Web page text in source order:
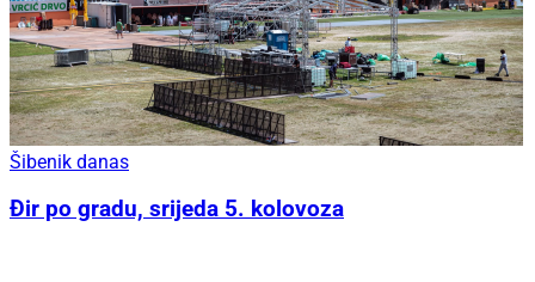
Šibenik danas
Đir po gradu, srijeda 5. kolovoza